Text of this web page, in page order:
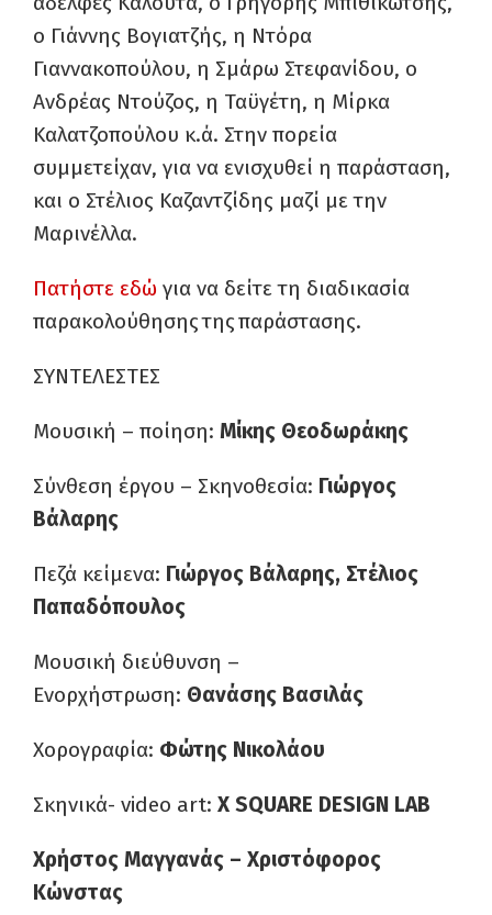
ο Γιάννης Βογιατζής, η Ντόρα
Γιαννακοπούλου, η Σμάρω Στεφανίδου, ο
Ανδρέας Ντούζος, η Ταϋγέτη, η Μίρκα
Καλατζοπούλου κ.ά. Στην πορεία
συμμετείχαν, για να ενισχυθεί η παράσταση,
και ο Στέλιος Καζαντζίδης μαζί με την
Μαρινέλλα.
Πατήστε εδώ για να δείτε τη διαδικασία
παρακολούθησης της παράστασης.
ΣΥΝΤΕΛΕΣΤΕΣ
Μουσική – ποίηση: Μίκης Θεοδωράκης
Σύνθεση έργου – Σκηνοθεσία: Γιώργος
Βάλαρης
Πεζά κείμενα: Γιώργος Βάλαρης, Στέλιος
Παπαδόπουλος
Μουσική διεύθυνση –
Ενορχήστρωση: Θανάσης Βασιλάς
Χορογραφία: Φώτης Νικολάου
Σκηνικά- video art: X SQUARE DESIGN LAB
Χρήστος Μαγγανάς – Χριστόφορος
Κώνστας